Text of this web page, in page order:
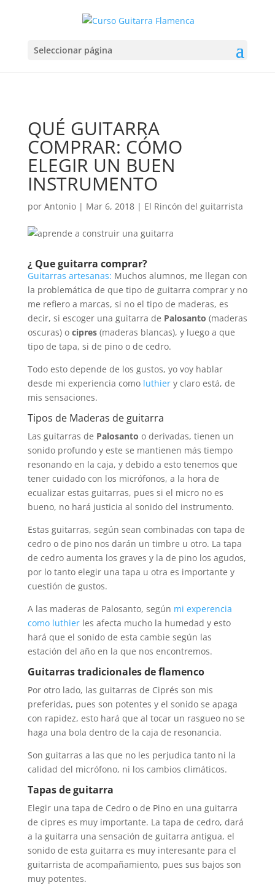
Seleccionar página
QUÉ GUITARRA
COMPRAR: CÓMO
ELEGIR UN BUEN
INSTRUMENTO
por Antonio| Mar 6, 2018| El Rincón del guitarrista
¿ Que guitarra comprar?
Guitarras artesanas: Muchos alumnos, me llegan con
la problemática de que tipo de guitarra comprar y no
me refiero a marcas, si no el tipo de maderas, es
decir, si escoger una guitarra de Palosanto (maderas
oscuras) o cipres(maderas blancas), y luego a que
tipo de tapa, si de pino o de cedro.
Todo esto depende de los gustos, yo voy hablar
desde mi experiencia como luthiery claro está, de
mis sensaciones.
Tipos de Maderas de guitarra
Las guitarras de Palosanto o derivadas, tienen un
sonido profundo y este se mantienen más tiempo
resonando en la caja, y debido a esto tenemos que
tener cuidado con los micrófonos, a la hora de
ecualizar estas guitarras, pues si el micro no es
bueno, no hará justicia al sonido del instrumento.
Estas guitarras, según sean combinadas con tapa de
cedro o de pino nos darán un timbre u otro. La tapa
de cedro aumenta los graves y la de pino los agudos,
por lo tanto elegir una tapa u otra es importante y
cuestión de gustos.
A las maderas de Palosanto, según mi experencia
como luthierles afecta mucho la humedad y esto
hará que el sonido de esta cambie según las
estación del año en la que nos encontremos.
Guitarras tradicionales de flamenco
Por otro lado, las guitarras de Ciprés son mis
preferidas, pues son potentes y el sonido se apaga
con rapidez, esto hará que al tocar un rasgueo no se
haga una bola dentro de la caja de resonancia.
Son guitarras a las que no les perjudica tanto ni la
calidad del micrófono, ni los cambios climáticos.
Tapas de guitarra
Elegir una tapa de Cedro o de Pino en una guitarra
de cipres es muy importante. La tapa de cedro, dará
a la guitarra una sensación de guitarra antigua, el
sonido de esta guitarra es muy interesante para el
guitarrista de acompañamiento, pues sus bajos son
muy potentes.